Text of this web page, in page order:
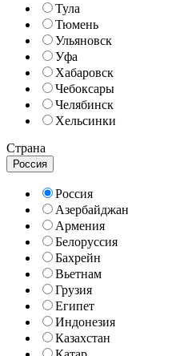
Тула
Тюмень
Ульяновск
Уфа
Хабаровск
Чебоксары
Челябинск
Хельсинки
Страна
Россия
Россия
Азербайджан
Армения
Белоруссия
Бахрейн
Вьетнам
Грузия
Египет
Индонезия
Казахстан